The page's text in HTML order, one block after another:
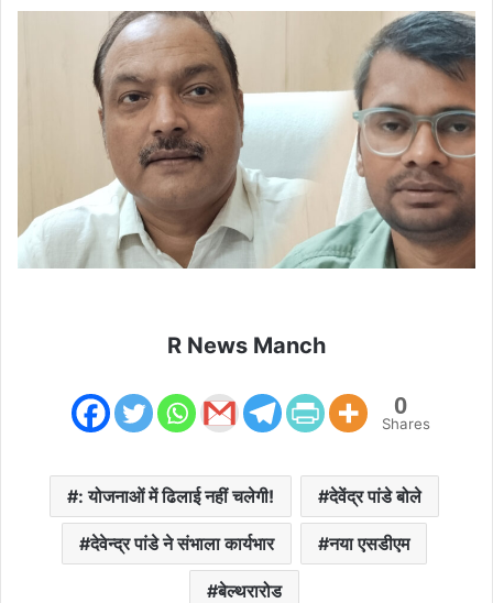
R News Manch
0
Shares
: योजनाओं में ढिलाई नहीं चलेगी! देवेंद्र पांडे बोले
देवेन्द्र पांडे ने संभाला कार्यभार नया एसडीएम
बेल्थरारोड